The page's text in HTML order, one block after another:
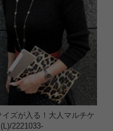
イズが入る！大人マルチケ
2221033-